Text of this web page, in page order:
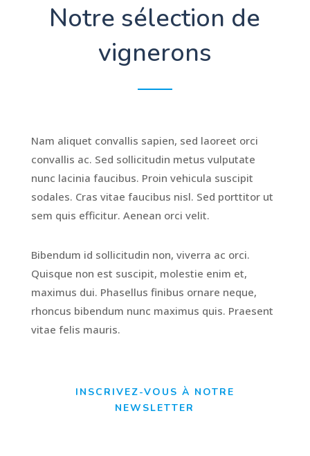
Notre sélection de
vignerons
Nam aliquet convallis sapien, sed laoreet orci
convallis ac. Sed sollicitudin metus vulputate
nunc lacinia faucibus. Proin vehicula suscipit
sodales. Cras vitae faucibus nisl. Sed porttitor ut
sem quis efficitur. Aenean orci velit.
Bibendum id sollicitudin non, viverra ac orci.
Quisque non est suscipit, molestie enim et,
maximus dui. Phasellus finibus ornare neque,
rhoncus bibendum nunc maximus quis. Praesent
vitae felis mauris.
INSCRIVEZ-VOUS À NOTRE
NEWSLETTER